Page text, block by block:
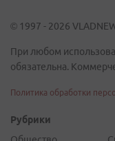
© 1997 - 2026
При любом
обязательна.
Политика обработки
Рубрики